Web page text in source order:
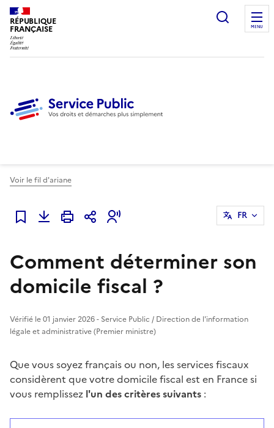
RÉPUBLIQUE
FRANÇAISE
Ouvrir
MENU
Voir le fil d'ariane
Ajouter à mes favoris
FR
Comment déterminer son
domicile fiscal ?
Vérifié le 01 janvier 2026 - Service Public / Direction de l'information
légale et administrative (Premier ministre)
Que vous soyez français ou non, les services fiscaux
considèrent que votre domicile fiscal est en France si
vous remplissez l'un des critères suivants :
Répondez aux questions successives et les réponses
Vous avez choisi